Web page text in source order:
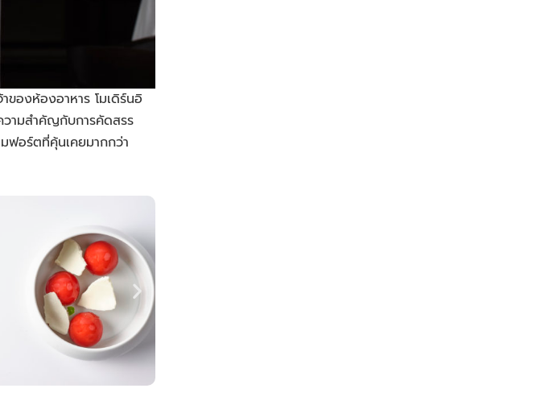
องห้องอาหาร โมเดิร์นอิ
วามสำคัญกับการคัดสรร
ฟอร์ตที่คุ้นเคยมากกว่า